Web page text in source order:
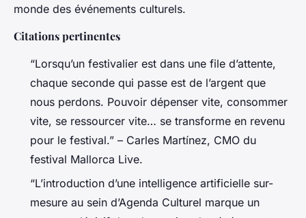
monde des événements culturels.
Citations pertinentes
“Lorsqu’un festivalier est dans une file d’attente,
chaque seconde qui passe est de l’argent que
nous perdons. Pouvoir dépenser vite, consommer
vite, se ressourcer vite… se transforme en revenu
pour le festival.” – Carles Martínez, CMO du
festival Mallorca Live.
“L’introduction d’une intelligence artificielle sur-
mesure au sein d’Agenda Culturel marque un